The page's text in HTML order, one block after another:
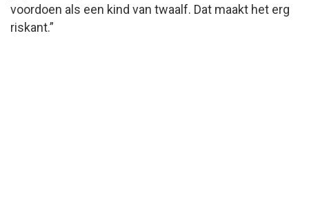
voordoen als een kind van twaalf. Dat maakt het erg
riskant.”